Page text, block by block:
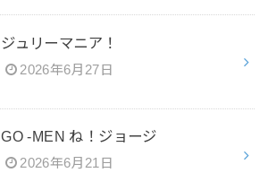
ジュリーマニア！
2026年6月27日
GO -MEN ね！ジョージ
2026年6月21日